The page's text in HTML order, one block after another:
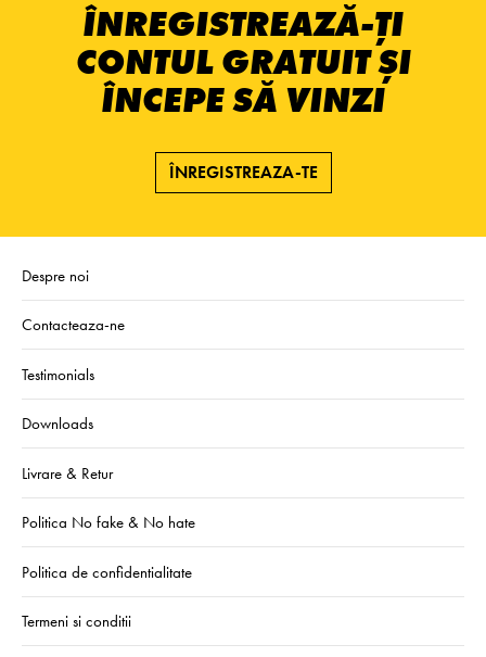
ÎNREGISTREAZĂ-ȚI
CONTUL GRATUIT ȘI
ÎNCEPE SĂ VINZI
ÎNREGISTREAZA-TE
Despre noi
Contacteaza-ne
Testimonials
Downloads
Livrare & Retur
Politica No fake & No hate
Politica de confidentialitate
Termeni si conditii